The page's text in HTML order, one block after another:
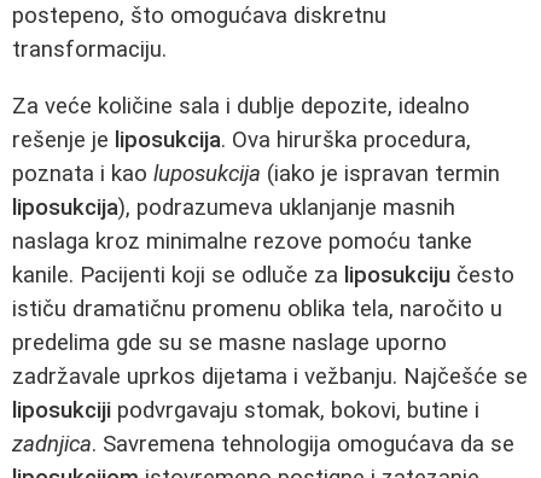
postepeno, što omogućava diskretnu
transformaciju.
Za veće količine sala i dublje depozite, idealno
rešenje je liposukcija. Ova hirurška procedura,
poznata i kao luposukcija (iako je ispravan termin
liposukcija), podrazumeva uklanjanje masnih
naslaga kroz minimalne rezove pomoću tanke
kanile. Pacijenti koji se odluče za liposukciju često
ističu dramatičnu promenu oblika tela, naročito u
predelima gde su se masne naslage uporno
zadržavale uprkos dijetama i vežbanju. Najčešće se
liposukciji podvrgavaju stomak, bokovi, butine i
zadnjica. Savremena tehnologija omogućava da se